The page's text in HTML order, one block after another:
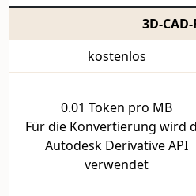
3D-
kostenlos
0.01 Token pro MB
Für die Konvertierung wird
Autodesk Derivative API
verwendet